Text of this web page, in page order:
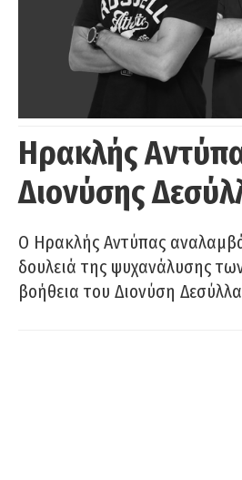
Ηρακλής
Διονύσης
Ο Ηρακλής Αντύπας
δουλειά της ψυχανάλυσης
βοήθεια του Διονύση